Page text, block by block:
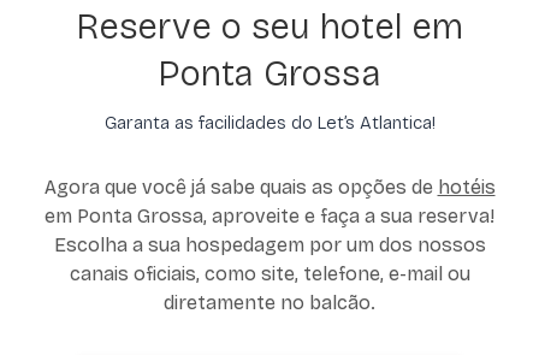
Reserve o seu hotel em
Ponta Grossa
Garanta as facilidades do Let’s Atlantica!
Agora que você já sabe quais as opções de hotéis
em Ponta Grossa, aproveite e faça a sua reserva!
Escolha a sua hospedagem por um dos nossos
canais oficiais, como site, telefone, e-mail ou
diretamente no balcão.